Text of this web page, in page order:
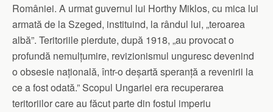
României. A urmat guvernul lui Horthy Miklos, cu mica lui
armată de la Szeged, instituind, la rândul lui, „teroarea
albă”. Teritoriile pierdute, după 1918, „au provocat o
profundă nemulțumire, revizionismul unguresc devenind
o obsesie națională, într-o deșartă speranță a revenirii la
ce a fost odată.” Scopul Ungariei era recuperarea
teritoriilor care au făcut parte din fostul imperiu